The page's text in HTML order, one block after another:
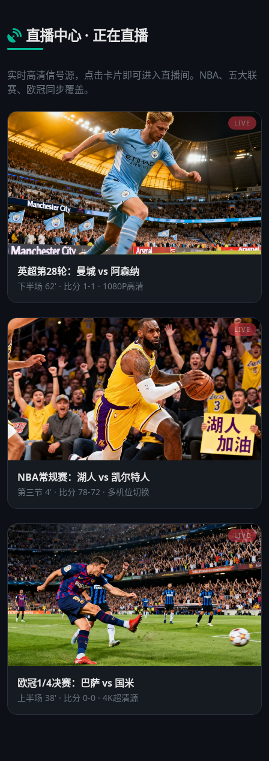
直播中心 · 正在直播
实时高清信号源，点击卡片即可进入直播间。NBA、五大联
赛、欧冠同步覆盖。
LIVE
英超第28轮：曼城 vs 阿森纳
下半场 62' · 比分 1-1 · 1080P高清
LIVE
NBA常规赛：湖人 vs 凯尔特人
第三节 4' · 比分 78-72 · 多机位切换
LIVE
欧冠1/4决赛：巴萨 vs 国米
上半场 38' · 比分 0-0 · 4K超清源